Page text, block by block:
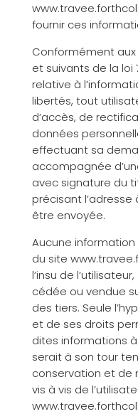
fournir ces
Conformément
et suivants de la loi
relative à
libertés, tout
d’accès, de
données
effectuant sa
accompagnée
avec signature du
précisant
être envoyée.
Aucune information
du site
l’insu de
cédée ou vendue
des tiers. Seule
et de ses droits
dites informations
serait à son tour
conservation et de
vis à vis de